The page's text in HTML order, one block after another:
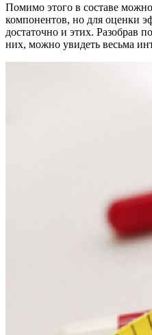
Помимо этого в составе
компонентов, но для оценки
достаточно и этих. Разобрав
них, можно увидеть весьма